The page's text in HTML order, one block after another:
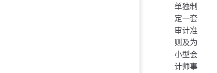
单独制
定一套
审计准
则及为
小型会
计师事